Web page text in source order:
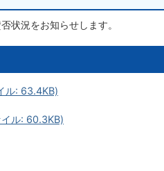
状況をお知らせします。
ル: 63.4KB)
ル: 60.3KB)